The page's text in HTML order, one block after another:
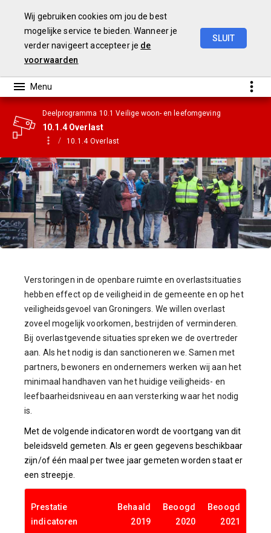
Deelprogramma 10.1 Veilige woon- en leefomgeving
10.1.4 Overlast
10.1.4 Overlast
Verstoringen in de openbare ruimte en overlastsituaties
hebben effect op de veiligheid in de gemeente en op het
veiligheidsgevoel van Groningers. We willen overlast
zoveel mogelijk voorkomen, bestrijden of verminderen.
Bij overlastgevende situaties spreken we de overtreder
aan. Als het nodig is dan sanctioneren we. Samen met
partners, bewoners en ondernemers werken wij aan het
minimaal handhaven van het huidige veiligheids- en
leefbaarheidsniveau en aan versterking waar het nodig
is.
Met de volgende indicatoren wordt de voortgang van dit
beleidsveld gemeten. Als er geen gegevens beschikbaar
zijn/of één maal per twee jaar gemeten worden staat er
een streepje.
Prestatie
indicatoren
Behaald
2019
Beoogd
2020
Beoogd
2021
Wij gebruiken cookies om jou de best
mogelijke service te bieden. Wanneer je
verder navigeert accepteer je de
voorwaarden
SLUIT